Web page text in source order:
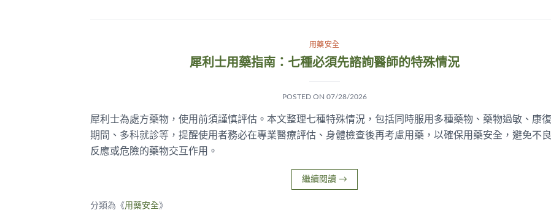
用藥安全
犀利士用藥指南：七種必須先諮詢醫師的特殊情況
POSTED ON 07/28/2026
犀利士為處方藥物，使用前須謹慎評估。本文整理七種特殊情況，包括同時服用多種藥物、藥物過敏、康復
期間、多科就診等，提醒使用者務必在專業醫療評估、身體檢查後再考慮用藥，以確保用藥安全，避免不良
反應或危險的藥物交互作用。
繼續閱讀 →
分類為《用藥安全》